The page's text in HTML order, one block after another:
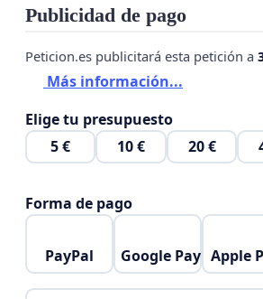
Publicidad de pago
Peticion.es publicitará esta petición a
Más información...
Elige tu presupuesto
5 €
10 € 20 €
Forma de pago
PayPal Google Pay Apple